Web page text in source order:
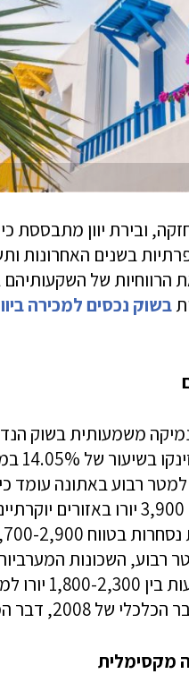
ובירת יוון
בשנים האחרונות
של השקעותיהם
בשוק נכסים למכירה
משמעותית בשוק
1,500 יורו במרכז העיר לגבהים
למטר רבוע,
צמיחה משמעותי.
מקסימלית